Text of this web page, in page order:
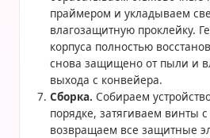
праймером и укладываем
влагозащитную проклейку.
корпуса полностью
снова защищено от пыли и
выхода с конвейера.
Сборка. Собираем
порядке, затягиваем винты
возвращаем все защитные